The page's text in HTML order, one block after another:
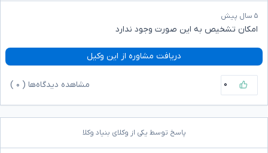
۵ سال پیش
امکان تشخیص به این صورت وجود ندارد
دریافت مشاوره از این وکیل
۰ مشاهده دیدگاه‌ها ( ۰
پاسخ توسط یکی از وکلای بنیاد وکلا